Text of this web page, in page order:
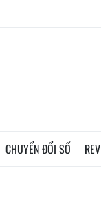
CHUYỂN ĐỔI SỐ